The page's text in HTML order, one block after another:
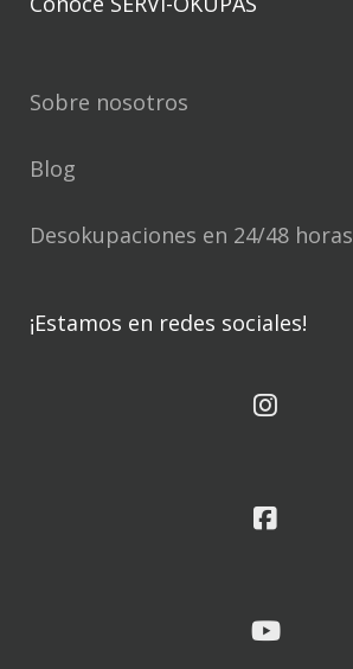
Sobre nosotros
Blog
Desokupaciones en 24/48 horas
¡Estamos en redes sociales!